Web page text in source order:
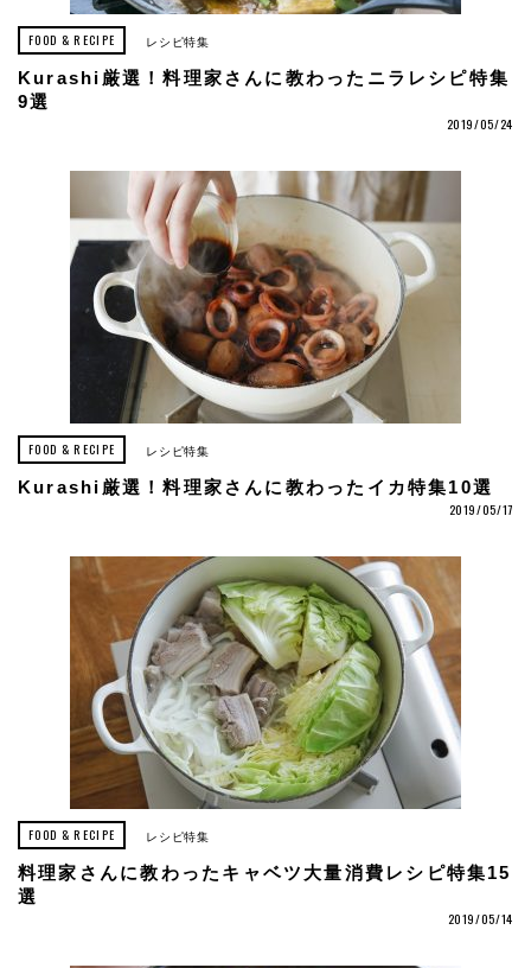
FOOD & RECIPE レシピ特集
Kurashi厳選！料理家さんに教わったニラレシピ特集
9選
2019/05/24
FOOD & RECIPE レシピ特集
Kurashi厳選！料理家さんに教わったイカ特集10選
2019/05/17
FOOD & RECIPE レシピ特集
料理家さんに教わったキャベツ大量消費レシピ特集15
選
2019/05/14